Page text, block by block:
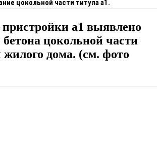
цокольной части титула а1.
а1 выявлено
цокольной части
дома. (см. фото